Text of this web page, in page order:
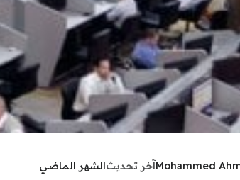
Mohammedآخر تحديثالشهر الماضي